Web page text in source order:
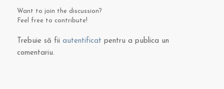
Want to join the discussion?
Feel free to contribute!
Trebuie să fii autentificat pentru a publica un
comentariu.